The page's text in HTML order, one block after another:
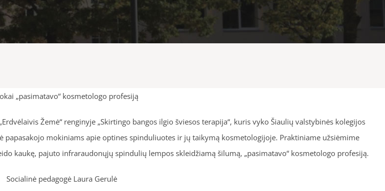
„pasimatavo“ kosmetologo profesiją
Žemė“ renginyje „Skirtingo bangos ilgio šviesos terapija“, kuris vyko Šiaulių valstybinės kolegijos
papasakojo mokiniams apie optines spinduliuotes ir jų taikymą kosmetologijoje. Praktiniame užsiėmime
kaukę, pajuto infraraudonųjų spindulių lempos skleidžiamą šilumą, „pasimatavo“ kosmetologo profesiją.
Socialinė pedagogė Laura Gerulė